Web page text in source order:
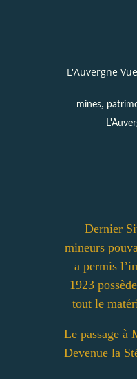
L'Auvergne
mines,
Dernier
mineurs
a permis
1923
tout le
Le passage à
Devenue la